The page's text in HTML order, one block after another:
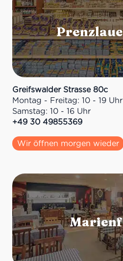
Greifswalder Strasse 80c
Montag - Freitag: 10 - 19 Uhr
Samstag: 10 - 16 Uhr
+49 30 49855369
Wir öffnen morgen wieder